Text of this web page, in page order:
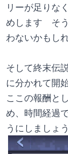
リーが足りな
めします　そ
わないかもし
そして終末伝
に分かれて開
ここの報酬と
め、時間経過
うにしましょう